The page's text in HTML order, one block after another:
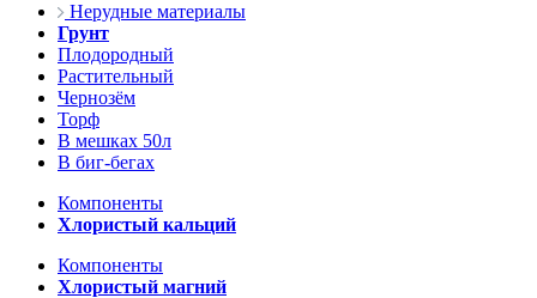
Нерудные материалы
Грунт
Плодородный
Растительный
Чернозём
Торф
В мешках 50л
В биг-бегах
Компоненты
Хлористый кальций
Компоненты
Хлористый магний